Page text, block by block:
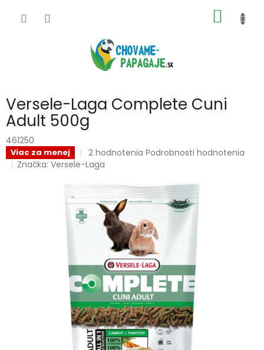
KOŠÍK
Versele-Laga Complete Cuni
Adult 500g
461250
Viac za menej
Priemerné
hodnotenie
je
z
hviezdičiek.
2 hodnotenia Podrobnosti hodnotenia
Značka:Versele-Laga